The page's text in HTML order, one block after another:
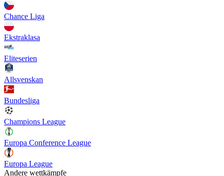
Chance Liga
Ekstraklasa
Eliteserien
Allsvenskan
Bundesliga
Champions League
Europa Conference League
Europa League
Andere wettkämpfe